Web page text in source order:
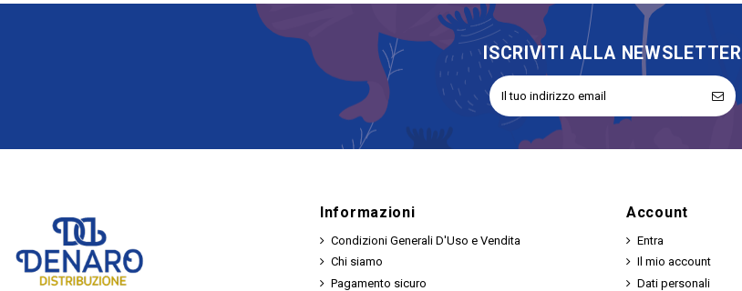
Tipologia Portaconfetti
ISCRIVITI ALLA NEWSLETTER
Informazioni
Condizioni Generali D'Uso e Vendita
Chi siamo
Pagamento sicuro
Account
Entra
Il mio account
Dati personali